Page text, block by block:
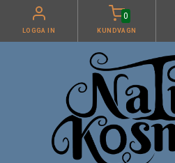
LOGGA IN
0
KUNDVAGN